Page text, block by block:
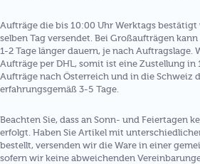
Aufträge die bis 10:00 Uhr Werktags
selben Tag versendet. Bei Großaufträgen
1-2 Tage länger dauern, je nach Auftragslage.
Aufträge per DHL, somit ist eine Zustellung in
Aufträge nach Österreich und in die Schweiz
erfahrungsgemäß 3-5 Tage.
Beachten Sie, dass an Sonn- und Feiertagen
erfolgt. Haben Sie Artikel mit
bestellt, versenden wir die Ware in einer
sofern wir keine abweichenden